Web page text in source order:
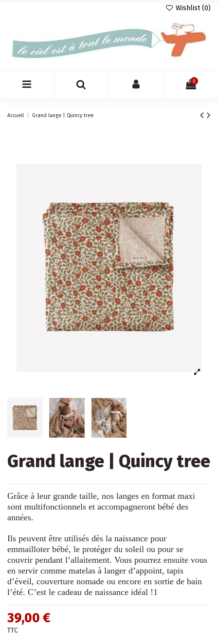
Wishlist (0)
0
Accueil Grand lange | Quincy tree
Grand lange | Quincy tree
Grâce à leur grande taille, nos langes en format maxi
sont multifonctionnels et accompagneront bébé des
années.
Ils peuvent être utilisés dès la naissance pour
emmailloter bébé, le protéger du soleil ou pour se
couvrir pendant l’allaitement. Vous pourrez ensuite vous
en servir comme matelas à langer d’appoint, tapis
d’éveil, couverture nomade ou encore en sortie de bain
l’été. C’est le cadeau de naissance idéal !1
39,00 €
TTC